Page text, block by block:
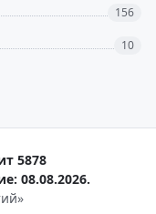
156
10
5878
08.08.2026.